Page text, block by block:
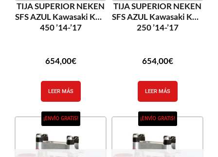
TIJA SUPERIOR NEKEN
SFS AZUL Kawasaki KXF
450 ’14-’17
654,00€
LEER MÁS
TIJA SUPERIOR NEKEN
SFS AZUL Kawasaki KXF
250 ’14-’17
654,00€
LEER MÁS
¡ENVÍO GRATIS! ¡ENVÍO GRATIS!